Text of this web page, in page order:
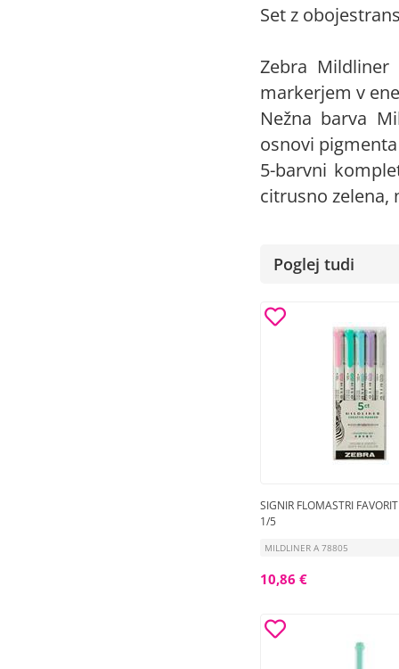
Set z
Zebra
markerjem v
Nežna barva
osnovi
5-barvni
citrusno zelena,
Poglej tudi
SIGNIR FLOMASTRI
1/5
MILDLINER A 78805
10,86 €